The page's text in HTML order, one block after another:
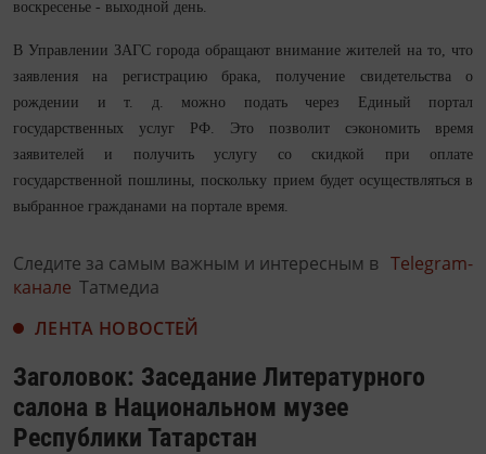
воскресенье - выходной день.
В Управлении ЗАГС города обращают внимание жителей на то, что
заявления на регистрацию брака, получение свидетельства о
рождении и т. д. можно подать через Единый портал
государственных услуг РФ. Это позволит сэкономить время
заявителей и получить услугу со скидкой при оплате
государственной пошлины, поскольку прием будет осуществляться в
выбранное гражданами на портале время.
Следите за самым важным и интересным в Telegram-
канале Татмедиа
ЛЕНТА НОВОСТЕЙ
Заголовок: Заседание Литературного
салона в Национальном музее
Республики Татарстан